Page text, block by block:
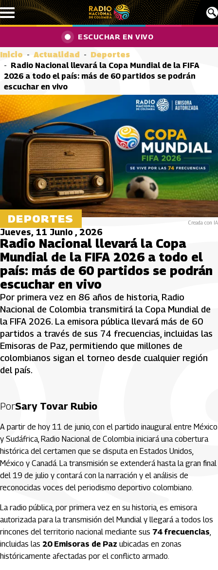
Pasar al contenido principal
ESCUCHAR EN VIVO
Inicio Actualidad
Deportes
Radio Nacional llevará la Copa Mundial de la FIFA
2026 a todo el país: más de 60 partidos se podrán
escuchar en vivo
DEPORTES Creada con IA
Jueves, 11 Junio , 2026
Radio Nacional llevará la Copa
Mundial de la FIFA 2026 a todo el
país: más de 60 partidos se podrán
escuchar en vivo
Por primera vez en 86 años de historia, Radio
Nacional de Colombia transmitirá la Copa Mundial de
la FIFA 2026. La emisora pública llevará más de 60
partidos a través de sus 74 frecuencias, incluidas las
Emisoras de Paz, permitiendo que millones de
colombianos sigan el torneo desde cualquier región
del país.
PorSary Tovar Rubio
A partir de hoy 11 de junio, con el partido inaugural entre México
y Sudáfrica, Radio Nacional de Colombia iniciará una cobertura
histórica del certamen que se disputa en Estados Unidos,
México y Canadá. La transmisión se extenderá hasta la gran final
del 19 de julio y contará con la narración y el análisis de
reconocidas voces del periodismo deportivo colombiano.
La radio pública, por primera vez en su historia, es emisora
autorizada para la transmisión del Mundial y llegará a todos los
rincones del territorio nacional mediante sus 74 frecuencias,
incluidas las 20 Emisoras de Paz ubicadas en zonas
históricamente afectadas por el conflicto armado.